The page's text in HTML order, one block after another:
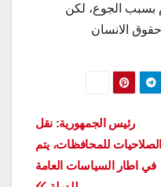
بسبب الجوع، لكن
الانسان
رئيس الجمهورية: نقل
الصلاحيات للمحافظات، يتم
في اطار السياسات العامة